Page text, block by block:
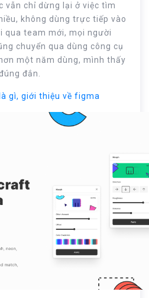
vẫn chỉ dừng lại ở việc tìm
không dùng trực tiếp vào
qua team mới, mọi người
chuyển qua dùng công cụ
một năm dùng, mình thấy
đắn.
gì, giới thiệu về figma